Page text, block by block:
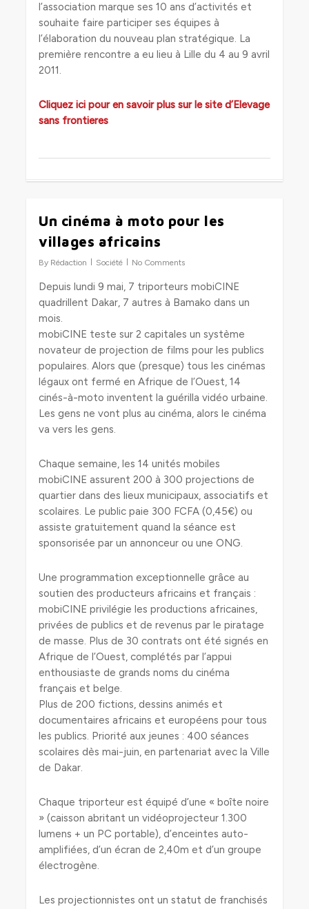
l’association marque ses 10 ans d’activités et
souhaite faire participer ses équipes à
l’élaboration du nouveau plan stratégique. La
première rencontre a eu lieu à Lille du 4 au 9 avril
2011.
Cliquez ici pour en savoir plus sur le site d’Elevage
sans frontieres
Un cinéma à moto pour les
villages africains
By Rédaction Société No Comments
Depuis lundi 9 mai, 7 triporteurs mobiCINE
quadrillent Dakar, 7 autres à Bamako dans un
mois.
mobiCINE teste sur 2 capitales un système
novateur de projection de films pour les publics
populaires. Alors que (presque) tous les cinémas
légaux ont fermé en Afrique de l’Ouest, 14
cinés-à-moto inventent la guérilla vidéo urbaine.
Les gens ne vont plus au cinéma, alors le cinéma
va vers les gens.
Chaque semaine, les 14 unités mobiles
mobiCINE assurent 200 à 300 projections de
quartier dans des lieux municipaux, associatifs et
scolaires. Le public paie 300 FCFA (0,45€) ou
assiste gratuitement quand la séance est
sponsorisée par un annonceur ou une ONG.
Une programmation exceptionnelle grâce au
soutien des producteurs africains et français :
mobiCINE privilégie les productions africaines,
privées de publics et de revenus par le piratage
de masse. Plus de 30 contrats ont été signés en
Afrique de l’Ouest, complétés par l’appui
enthousiaste de grands noms du cinéma
français et belge.
Plus de 200 fictions, dessins animés et
documentaires africains et européens pour tous
les publics. Priorité aux jeunes : 400 séances
scolaires dès mai-juin, en partenariat avec la Ville
de Dakar.
Chaque triporteur est équipé d’une « boîte noire
» (caisson abritant un vidéoprojecteur 1.300
lumens + un PC portable), d’enceintes auto-
amplifiées, d’un écran de 2,40m et d’un groupe
électrogène.
Les projectionnistes ont un statut de franchisés
0